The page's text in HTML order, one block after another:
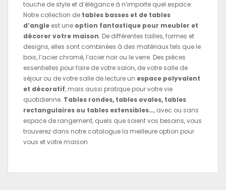
touche de style et d’élégance à n’importe quel espace.
Notre collection de tables basses et de tables
d’angle est une option fantastique pour meubler et
décorer votre maison. De différentes tailles, formes et
designs, elles sont combinées à des matériaux tels que le
bois, l’acier chromé, l’acier noir ou le verre. Des pièces
essentielles pour faire de votre salon, de votre salle de
séjour ou de votre salle de lecture un espace polyvalent
et décoratif, mais aussi pratique pour votre vie
quotidienne. Tables rondes, tables ovales, tables
rectangulaires ou tables extensibles…, avec ou sans
espace de rangement, quels que soient vos besoins, vous
trouverez dans notre catalogue la meilleure option pour
vous et votre maison.